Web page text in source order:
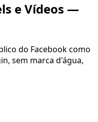
e Vídeos —
do Facebook como
sem marca d'água,